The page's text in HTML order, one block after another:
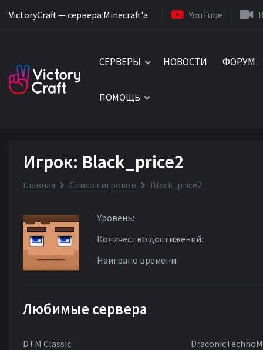
VictoryCraft — сервера Minecraft'a YouTube
СЕРВЕРЫ НОВОСТИ ФОРУМ
ПОМОЩЬ
Игрок: Black_price2
Главная Список игроков Black_price2
Уровень:
Количество достижений:
Наиграно времени:
Любимые сервера
DTM Classic